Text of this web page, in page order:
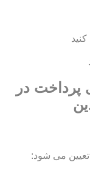
پرداخت در
می شود: